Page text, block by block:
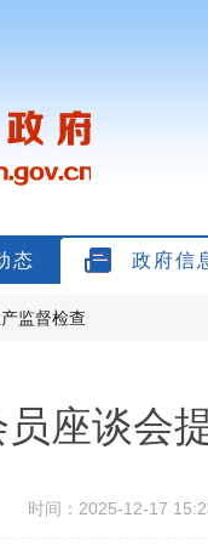
态 政府信
监督检查
座谈会
时间：2025-12-17